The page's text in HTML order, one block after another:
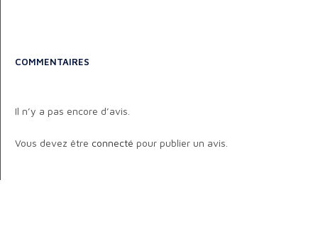
COMMENTAIRES
Il n’y a pas encore d’avis.
Vous devez être connecté pour publier un avis.